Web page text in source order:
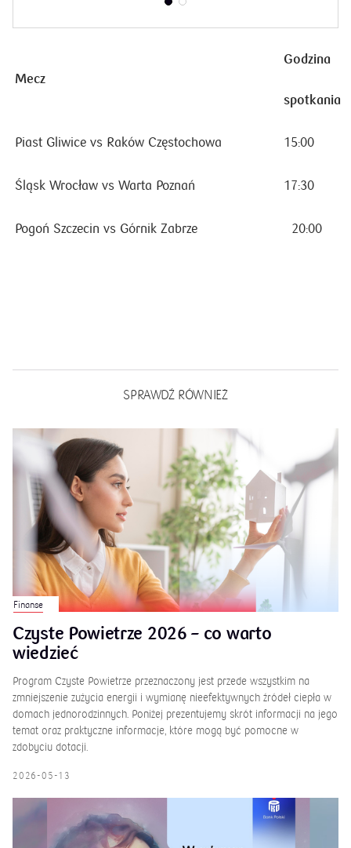
Mecz
Godzina
spotkania
Piast Gliwice vs Raków Częstochowa 15:00
Śląsk Wrocław vs Warta Poznań 17:30
Pogoń Szczecin vs Górnik Zabrze 20:00
SPRAWDŹ RÓWNIEŻ
Finanse
Czyste Powietrze 2026 – co warto
wiedzieć
Program Czyste Powietrze przeznaczony jest przede wszystkim na
zmniejszenie zużycia energii i wymianę nieefektywnych źródeł ciepła w
domach jednorodzinnych. Poniżej prezentujemy skrót informacji na jego
temat oraz praktyczne informacje, które mogą być pomocne w
zdobyciu dotacji.
2026-05-13